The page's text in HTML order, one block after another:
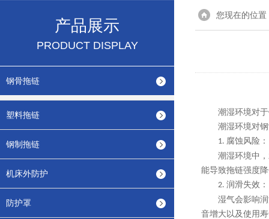
产品展示
PRODUCT DISPLAY
钢骨拖链
塑料拖链
钢制拖链
机床外防护
防护罩
您现在的位置
潮湿环境对
潮湿环境对
1. 腐蚀风险：
潮湿环境中
能导致拖链强度
2. 润滑失效：
湿气会影响
音增大以及使用